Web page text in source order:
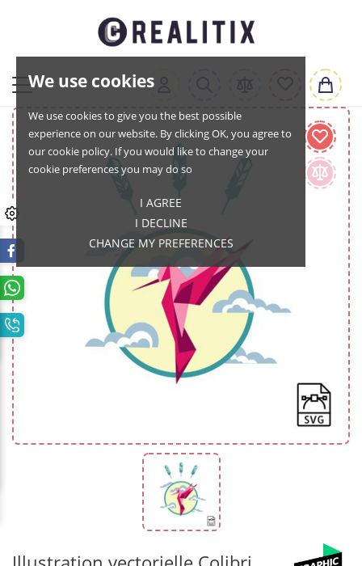
We use cookies
We use cookies to give you the best possible
experience on our website. By clicking OK, you agree to
our cookie policy. If you would like to change your
cookie preferences you may do so
I AGREE
I DECLINE
CHANGE MY PREFERENCES